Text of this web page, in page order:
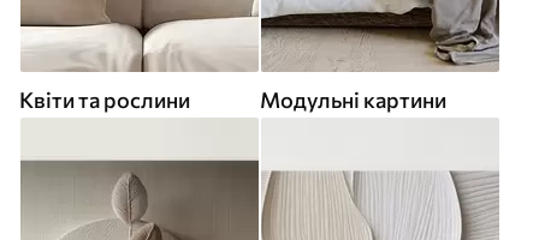
Квіти та рослини Модульні картини